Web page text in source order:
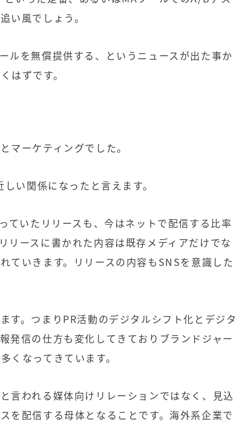
い風でしょう。
ルを無償提供する、というニュースが出た事か
はずです。
マーケティングでした。
い関係になったと言えます。
ていたリリースも、今はネットで配信する比率
リースに書かれた内容は既存メディアだけでな
ていきます。リリースの内容も SNSを意識した
。つまりPR活動のデジタルシフト化とデジタ
発信の仕方も変化してきておりブランドジャー
くなってきています。
言われる媒体向けリレーションではなく、見込
を配信する母体となることです。海外系企業で